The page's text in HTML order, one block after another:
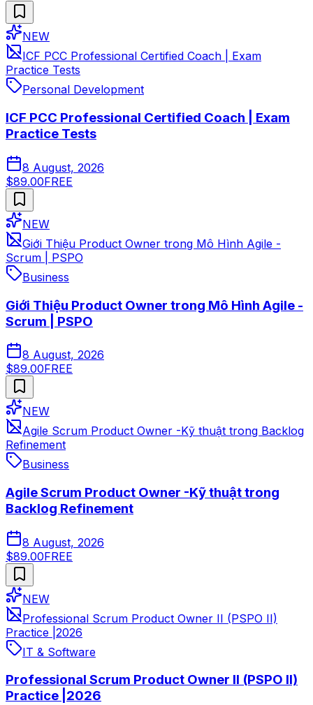
NEW
ICF PCC Professional Certified Coach | Exam
Practice Tests
Personal Development
ICF PCC Professional Certified Coach | Exam
Practice Tests
8 August, 2026
$89.00FREE
NEW
Giới Thiệu Product Owner trong Mô Hình Agile -
Scrum | PSPO
Business
Giới Thiệu Product Owner trong Mô Hình Agile -
Scrum | PSPO
8 August, 2026
$89.00FREE
NEW
Agile Scrum Product Owner -Kỹ thuật trong Backlog
Refinement
Business
Agile Scrum Product Owner -Kỹ thuật trong
Backlog Refinement
8 August, 2026
$89.00FREE
NEW
Professional Scrum Product Owner II (PSPO II)
Practice |2026
IT & Software
Professional Scrum Product Owner II (PSPO II)
Practice |2026